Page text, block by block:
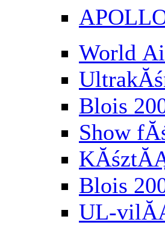
World
Blois
Show
Blois
UL-